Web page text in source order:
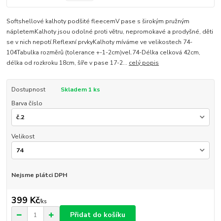
Softshellové kalhoty podšité fleecemV pase s širokým pružným
nápletemKalhoty jsou odolné proti větru, nepromokavé a prodyšné, děti
se v nich nepotí.Reflexní prvkyKalhoty míváme ve velikostech 74-
104Tabulka rozměrů (tolerance +-1-2cm)vel.74-Délka celková 42cm,
délka od rozkroku 18cm, šíře v pase 17-2... celý popis
Dostupnost
Skladem 1 ks
Barva číslo
Velikost
Nejsme plátci DPH
399 Kč/ks
Přidat do košíku